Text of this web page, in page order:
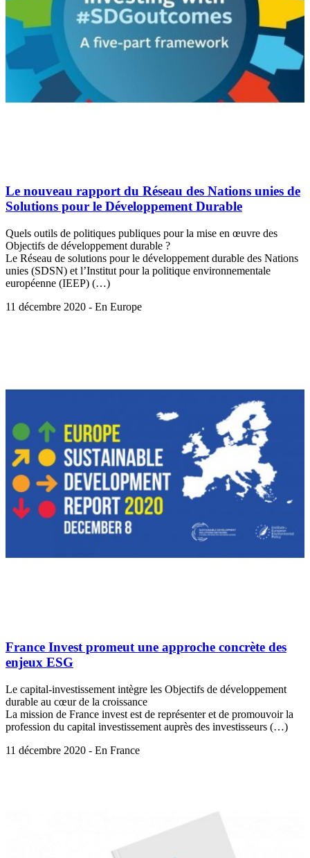
Le nouveau rapport du Réseau des Nations unies de
Solutions pour le Développement Durable
Quels outils de politiques publiques pour la mise en œuvre des
Objectifs de développement durable ?
Le Réseau de solutions pour le développement durable des Nations
unies (SDSN) et l’Institut pour la politique environnementale
européenne (IEEP) (…)
11 décembre 2020 - En Europe
France Invest promeut une approche concrète des
enjeux ESG
Le capital-investissement intègre les Objectifs de développement
durable au cœur de la croissance
La mission de France invest est de représenter et de promouvoir la
profession du capital investissement auprès des investisseurs (…)
11 décembre 2020 - En France